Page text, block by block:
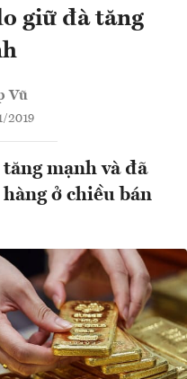
giữ đà tăng
Vũ
2019
mạnh và đã
ở chiều bán